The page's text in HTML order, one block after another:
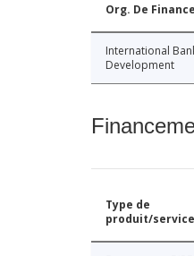
Org. De
International
Development
Type de
produit/service